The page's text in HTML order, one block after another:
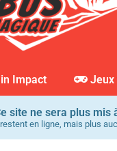
Impact Jeux
site ne sera plus mis
en ligne, mais plus